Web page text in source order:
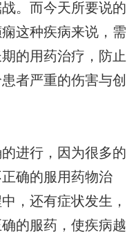
。而今天所要说的
这种疾病来说，需
的用药治疗，防止
者严重的伤害与创
进行，因为很多的
确的服用药物治
，还有症状发生，
的服药，使疾病越